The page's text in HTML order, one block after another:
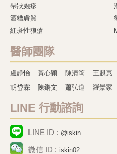
帶狀皰疹
酒糟膚質
紅斑性狼瘡
醫師團隊
盧靜怡 黃心穎 陳清筠 王麒惠
胡岱霖
陳鏘文 蕭弘道 羅景家
LINE 行動諮詢
LINE ID : @iskin
微信 ID : iskin02